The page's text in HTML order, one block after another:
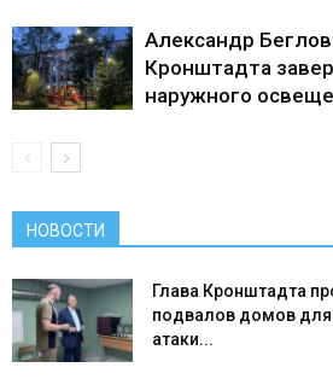
Александр
Кронштадта
наружного
НОВОСТИ
Глава Кронштадта
подвалов домов для
атаки...